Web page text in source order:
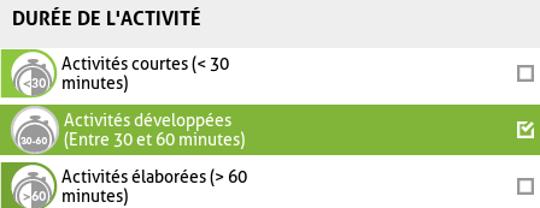
DURÉE DE L'ACTIVITÉ
Activités courtes (< 30
minutes)
Activités développées
(Entre 30 et 60 minutes)
Activités élaborées (> 60
minutes)